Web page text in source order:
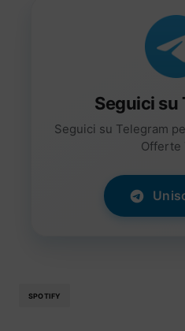
Seguici su
Seguici su Telegram
Offerte
SPOTIFY